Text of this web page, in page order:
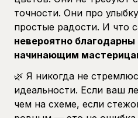
точности. Они про
простые радости. И что
невероятно
начинающим
🌿 Я никогда не
идеальности. Если ваш
чем на схеме, если